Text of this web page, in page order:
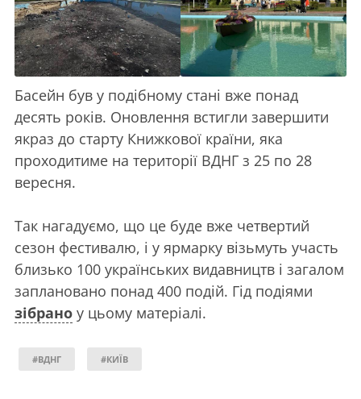
Басейн був у подібному стані вже понад
десять років. Оновлення встигли завершити
якраз до старту Книжкової країни, яка
проходитиме на території ВДНГ з 25 по 28
вересня.
Так нагадуємо, що це буде вже четвертий
сезон фестивалю, і у ярмарку візьмуть участь
близько 100 українських видавництв і загалом
заплановано понад 400 подій. Гід подіями
зібрано у цьому матеріалі.
#ВДНГ #КИЇВ